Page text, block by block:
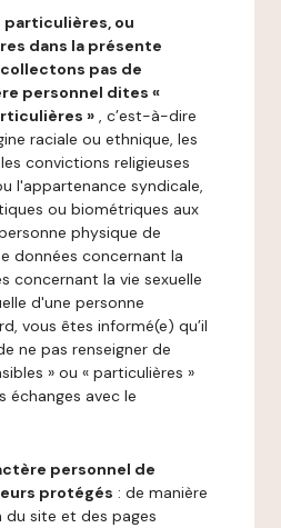
ou
dans la présente
pas de
personnel dites «
» , c’est-à-dire
raciale ou ethnique, les
convictions religieuses
l'appartenance syndicale,
ou biométriques aux
physique de
données concernant la
concernant la vie sexuelle
d'une personne
vous êtes informé(e) qu’il
ne pas renseigner de
» ou « particulières »
échanges avec le
personnel de
protégés : de manière
du site et des pages